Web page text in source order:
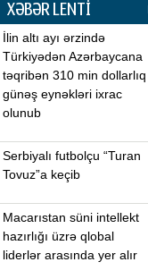
XƏBƏR LENTİ
İlin altı ayı ərzində
Türkiyədən Azərbaycana
təqribən 310 min dollarlıq
günəş eynəkləri ixrac
olunub
Serbiyalı futbolçu “Turan
Tovuz”a keçib
Macarıstan süni intellekt
hazırlığı üzrə qlobal
liderlər arasında yer alır